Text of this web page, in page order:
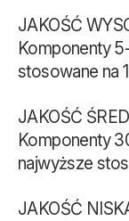
JAKOŚĆ
Komponenty
stosowane na
JAKOŚĆ
Komponenty
najwyższe
JAKOŚĆ